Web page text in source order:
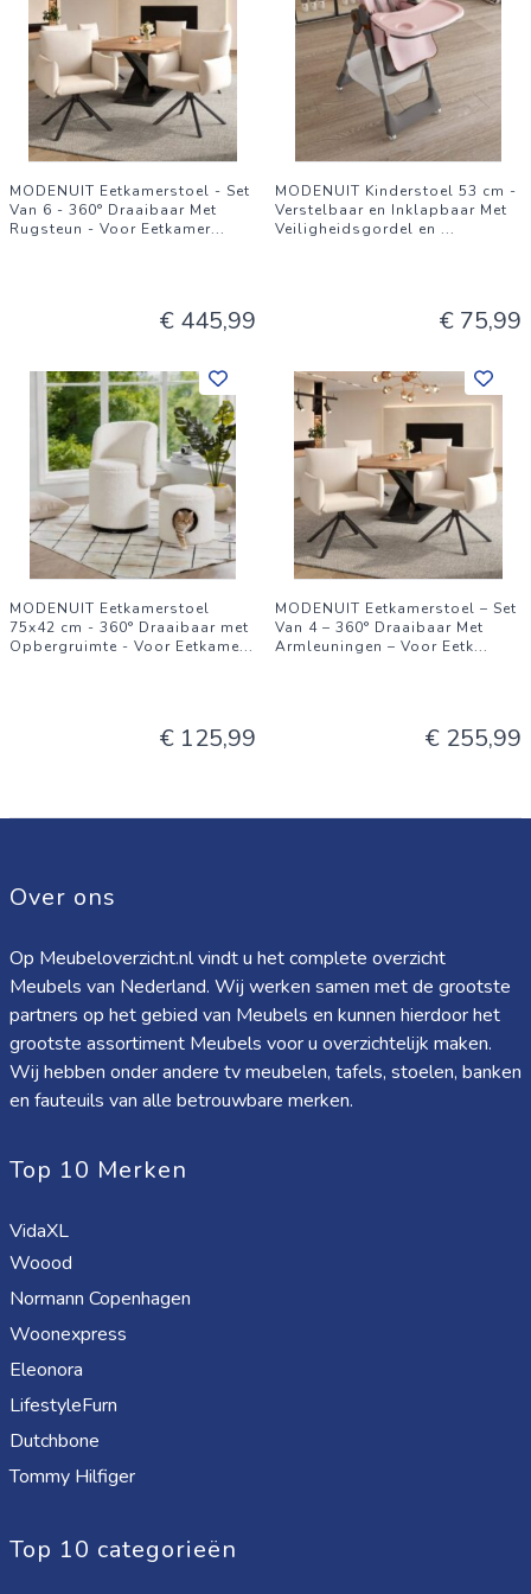
Afstand tussen diagonale steunpoten: 70 cm
Functie: 360° draaibaar
Rugleuning: Gecapitonneerd met knoopdetails
Onderstel: Vierpoots metalen frame in trapeziumvorm
Vloerdoppen: Verstelbaar en antislip
Aantal pakketten: 1
Leveringsomvang:
1 x Montagemateriaal
Opmerkingen:
Door scherminstellingen en lichtinval kan de kleur licht
afwijken van de afbeelding.
Handmatige metingen kunnen kleine maatverschillen
vertonen.
De exacte afmetingen zijn gebaseerd op het geleverde
Monteer het product volgens de meegeleverde handleiding.
MODENUIT Eetkamerstoel - Set
Van 6 - 360° Draaibaar Met
Rugsteun - Voor Eetkamer...
€ 445,99
MODENUIT Kinderstoel 53 cm -
Verstelbaar en Inklapbaar Met
Veiligheidsgordel en ...
€ 75,99
MODENUIT Eetkamerstoel
75x42 cm - 360° Draaibaar met
Opbergruimte - Voor Eetkame...
€ 125,99
MODENUIT Eetkamerstoel – Set
Van 4 – 360° Draaibaar Met
Armleuningen – Voor Eetk...
€ 255,99
Over ons
Op Meubeloverzicht.nl vindt u het complete overzicht
Meubels van Nederland. Wij werken samen met de grootste
partners op het gebied van Meubels en kunnen hierdoor het
grootste assortiment Meubels voor u overzichtelijk maken.
Wij hebben onder andere tv meubelen, tafels, stoelen, banken
en fauteuils van alle betrouwbare merken.
Top 10 Merken
VidaXL
Woood
Normann Copenhagen
Woonexpress
Eleonora
LifestyleFurn
Dutchbone
Tommy Hilfiger
Top 10 categorieën